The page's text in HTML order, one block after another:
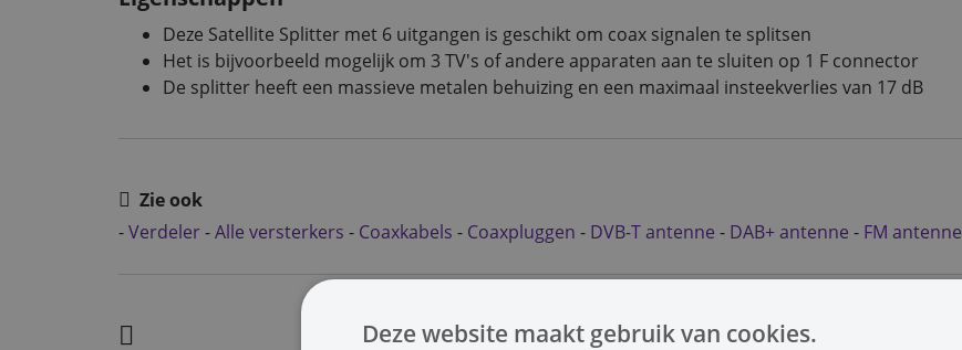
Deze Satellite Splitter met 6 uitgangen is geschikt om coax signalen te splitsen
Het is bijvoorbeeld mogelijk om 3 TV's of andere apparaten aan te sluiten op 1 F connector
De splitter heeft een massieve metalen behuizing en een maximaal insteekverlies van 17 dB
Zie ook
-Verdeler-Alle versterkers - Coaxkabels - Coaxpluggen - DVB-T antenne - DAB+ antenne - FM antenne
Deze website maakt gebruik van cookies.